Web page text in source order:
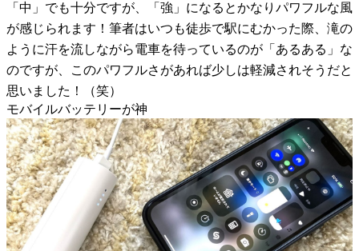
「中」でも十分ですが、「強」になるとかなりパワフルな風
が感じられます！筆者はいつも徒歩で駅にむかった際、滝の
ように汗を流しながら電車を待っているのが「あるある」な
のですが、このパワフルさがあれば少しは軽減されそうだと
思いました！（笑）
モバイルバッテリーが神